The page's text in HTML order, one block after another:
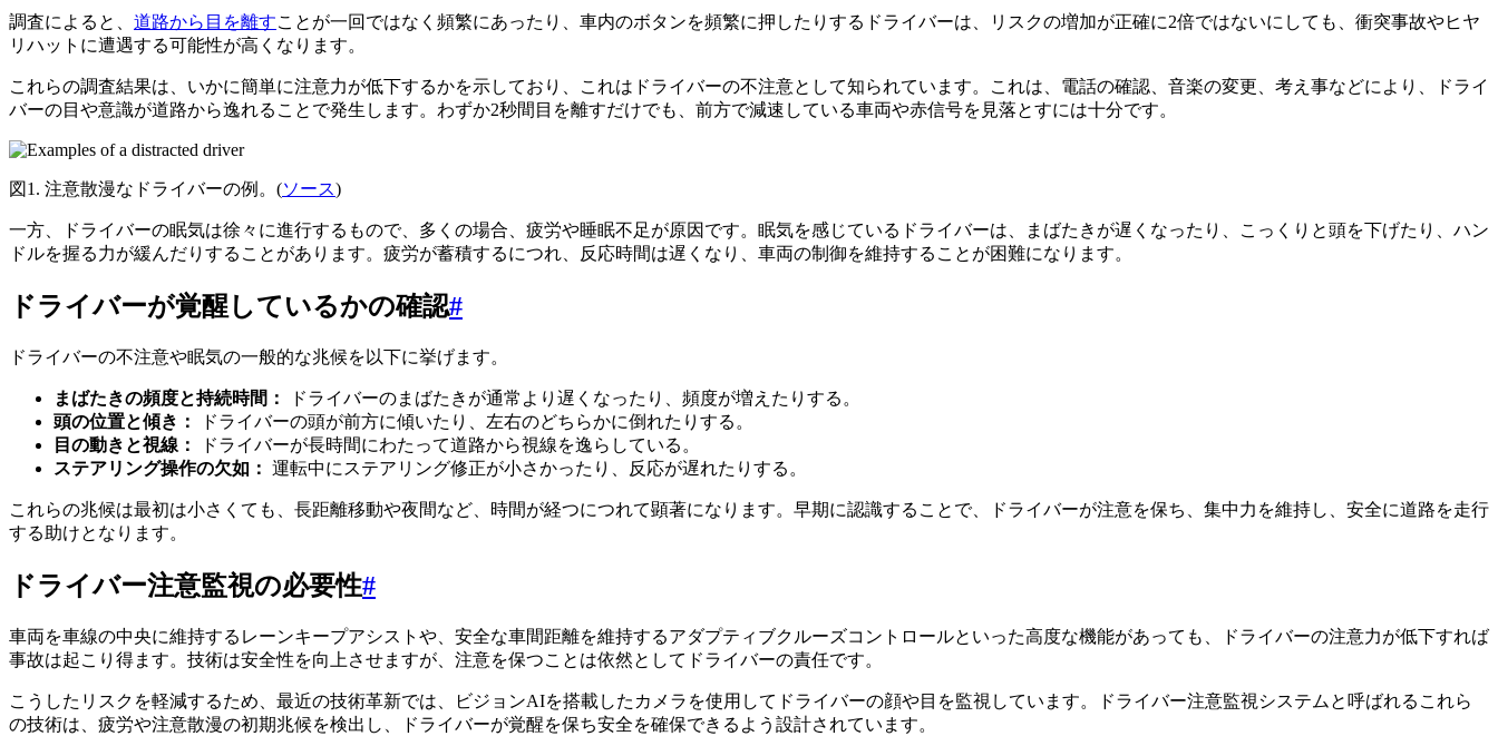
調査によると、 道路から目を離すことが一回ではなく頻繁にあったり、車内のボタンを頻繁に押したりするドライバーは、リスクの増加が正確に2倍ではないにしても、衝突事故やヒヤ
リハットに遭遇する可能性が高くなります。
これらの調査結果は、いかに簡単に注意力が低下するかを示しており、これはドライバーの不注意として知られています。これは、電話の確認、音楽の変更、考え事などにより、ドライ
バーの目や意識が道路から逸れることで発生します。わずか2秒間目を離すだけでも、前方で減速している車両や赤信号を見落とすには十分です。
図1. 注意散漫なドライバーの例。(ソース)
一方、ドライバーの眠気は徐々に進行するもので、多くの場合、疲労や睡眠不足が原因です。眠気を感じているドライバーは、まばたきが遅くなったり、こっくりと頭を下げたり、ハン
ドルを握る力が緩んだりすることがあります。疲労が蓄積するにつれ、反応時間は遅くなり、車両の制御を維持することが困難になります。
ドライバーが覚醒しているかの確認#
ドライバーの不注意や眠気の一般的な兆候を以下に挙げます。
まばたきの頻度と持続時間：
ドライバーのまばたきが通常より遅くなったり、頻度が増えたりする。
頭の位置と傾き：
ドライバーの頭が前方に傾いたり、左右のどちらかに倒れたりする。
目の動きと視線：
ドライバーが長時間にわたって道路から視線を逸らしている。
ステアリング操作の欠如： 運転中にステアリング修正が小さかったり、反応が遅れたりする。
これらの兆候は最初は小さくても、長距離移動や夜間など、時間が経つにつれて顕著になります。早期に認識することで、ドライバーが注意を保ち、集中力を維持し、安全に道路を走行
する助けとなります。
ドライバー注意監視の必要性#
車両を車線の中央に維持するレーンキープアシストや、安全な車間距離を維持するアダプティブクルーズコントロールといった高度な機能があっても、ドライバーの注意力が低下すれば
事故は起こり得ます。技術は安全性を向上させますが、注意を保つことは依然としてドライバーの責任です。
こうしたリスクを軽減するため、最近の技術革新では、ビジョンAIを搭載したカメラを使用してドライバーの顔や目を監視しています。ドライバー注意監視システムと呼ばれるこれら
の技術は、疲労や注意散漫の初期兆候を検出し、ドライバーが覚醒を保ち安全を確保できるよう設計されています。